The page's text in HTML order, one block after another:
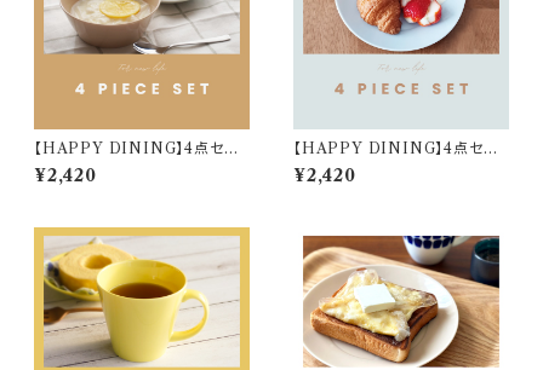
【HAPPY DINING】4点セット
(ベージュ)【YMK120】 YMK1
24-6
¥2,420
【HAPPY DINING】4点セット
(ブルー)【YMK120】 YMK123
-6
¥2,420